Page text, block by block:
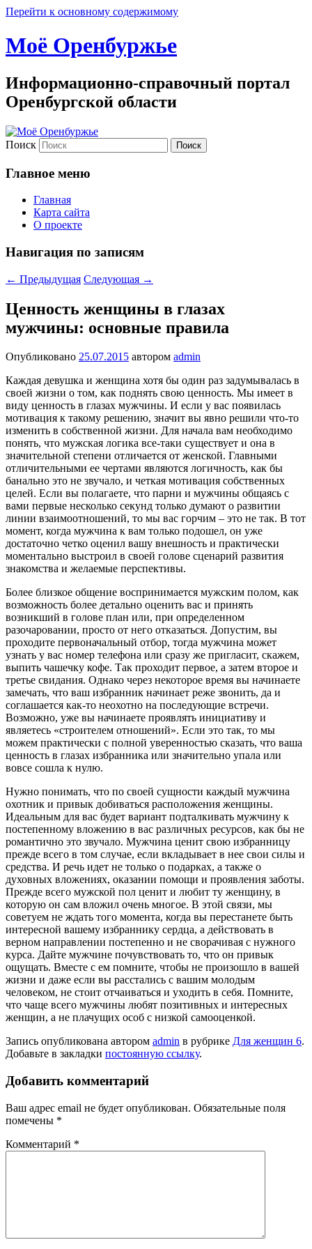
Перейти к основному содержимому
Моё Оренбуржье
Информационно-справочный портал
Оренбургской области
Поиск
Главное меню
Главная
Карта сайта
О проекте
Навигация по записям
← Предыдущая Следующая →
Ценность женщины в глазах
мужчины: основные правила
Опубликовано 25.07.2015 автором admin
Каждая девушка и женщина хотя бы один раз задумывалась в
своей жизни о том, как поднять свою ценность. Мы имеет в
виду ценность в глазах мужчины. И если у вас появилась
мотивация к такому решению, значит вы явно решили что-то
изменить в собственной жизни. Для начала вам необходимо
понять, что мужская логика все-таки существует и она в
значительной степени отличается от женской. Главными
отличительными ее чертами являются логичность, как бы
банально это не звучало, и четкая мотивация собственных
целей. Если вы полагаете, что парни и мужчины общаясь с
вами первые несколько секунд только думают о развитии
линии взаимоотношений, то мы вас горчим – это не так. В тот
момент, когда мужчина к вам только подошел, он уже
достаточно четко оценил вашу внешность и практически
моментально выстроил в своей голове сценарий развития
знакомства и желаемые перспективы.
Более близкое общение воспринимается мужским полом, как
возможность более детально оценить вас и принять
возникший в голове план или, при определенном
разочаровании, просто от него отказаться. Допустим, вы
проходите первоначальный отбор, тогда мужчина может
узнать у вас номер телефона или сразу же пригласит, скажем,
выпить чашечку кофе. Так проходит первое, а затем второе и
третье свидания. Однако через некоторое время вы начинаете
замечать, что ваш избранник начинает реже звонить, да и
соглашается как-то неохотно на последующие встречи.
Возможно, уже вы начинаете проявлять инициативу и
являетесь «строителем отношений». Если это так, то мы
можем практически с полной уверенностью сказать, что ваша
ценность в глазах избранника или значительно упала или
вовсе сошла к нулю.
Нужно понимать, что по своей сущности каждый мужчина
охотник и привык добиваться расположения женщины.
Идеальным для вас будет вариант подталкивать мужчину к
постепенному вложению в вас различных ресурсов, как бы не
романтично это звучало. Мужчина ценит свою избранницу
прежде всего в том случае, если вкладывает в нее свои силы и
средства. И речь идет не только о подарках, а также о
духовных вложениях, оказании помощи и проявления заботы.
Прежде всего мужской пол ценит и любит ту женщину, в
которую он сам вложил очень многое. В этой связи, мы
советуем не ждать того момента, когда вы перестанете быть
интересной вашему избраннику сердца, а действовать в
верном направлении постепенно и не сворачивая с нужного
курса. Дайте мужчине почувствовать то, что он привык
ощущать. Вместе с ем помните, чтобы не произошло в вашей
жизни и даже если вы расстались с вашим молодым
человеком, не стоит отчаиваться и уходить в себя. Помните,
что чаще всего мужчины любят позитивных и интересных
женщин, а не плачущих особ с низкой самооценкой.
Запись опубликована автором admin в рубрике Для женщин 6.
Добавьте в закладки постоянную ссылку.
Добавить комментарий
Ваш адрес email не будет опубликован. Обязательные поля
помечены *
Комментарий *